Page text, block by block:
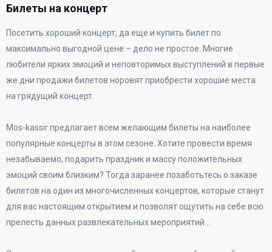
Билеты на концерт
Посетить хороший концерт, да еще и купить билет по
максимально выгодной цене – дело не простое. Многие
любители ярких эмоций и неповторимых выступлений в первые
же дни продажи билетов норовят приобрести хорошие места
на грядущий концерт.
Mos-kassir предлагает всем желающим билеты на наиболее
популярные концерты в этом сезоне. Хотите провести время
незабываемо, подарить праздник и массу положительных
эмоций своим близким? Тогда заранее позаботьтесь о заказе
билетов на один из многочисленных концертов, которые станут
для вас настоящим открытием и позволят ощутить на себе всю
прелесть данных развлекательных мероприятий…